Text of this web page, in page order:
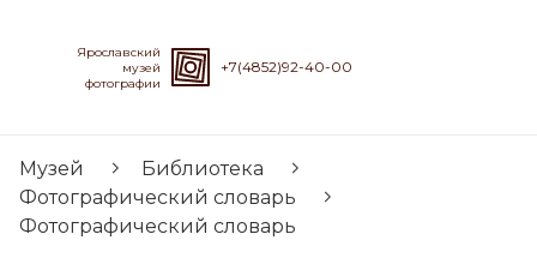
Ярославский
музей
фотографии
+7(4852)92-40-00
Музей
Библиотека
Фотографический словарь
Фотографический словарь